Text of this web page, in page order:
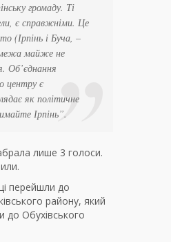
громаду. Ті
є справжніми. Це
(Ірпінь і Буча, –
майже не
Об’єднання
центру є
як політичне
Ірпінь”.
лише 3 голоси.
перейшли до
району, який
до Обухівського